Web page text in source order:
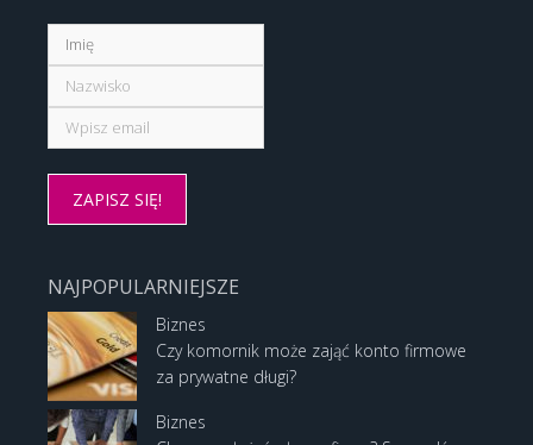
NAJPOPULARNIEJSZE
Biznes
Czy komornik może zająć konto firmowe
za prywatne długi?
Biznes